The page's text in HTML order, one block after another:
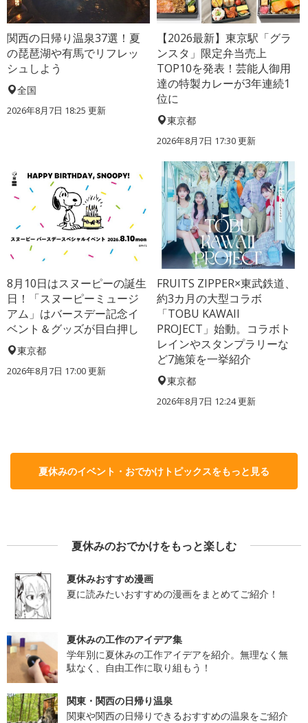
関西の日帰り温泉37選！夏
の琵琶湖や有馬でリフレッ
シュしよう
全国
2026年8月7日 18:25 更新
【2026最新】東京駅「グラ
ンスタ」限定弁当売上
TOP10を発表！芸能人御用
達の特製カレーが3年連続1
位に
東京都
2026年8月7日 17:30更新
8月10日はスヌーピーの誕生
日！「スヌーピーミュージ
アム」はバースデー記念イ
ベント＆グッズが目白押し
東京都
2026年8月7日 17:00更新
FRUITS ZIPPER×東武鉄道、
約3カ月の大型コラボ
「TOBU KAWAII
PROJECT」始動。コラボト
レインやスタンプラリーな
ど7施策を一挙紹介
東京都
2026年8月7日 12:24更新
夏休みのイベント・おでかけトピックスをもっと見る
夏休みのおでかけをもっと楽しむ
夏休みおすすめ漫画
夏に読みたいおすすめの漫画をまとめてご紹介！
夏休みの工作のアイデア集
学年別に夏休みの工作アイデアを紹介。無理なく無
駄なく、自由工作に取り組もう！
関東・関西の日帰り温泉
関東や関西の日帰りできるおすすめの温泉をご紹介